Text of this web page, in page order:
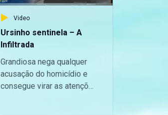
Video
Ursinho sentinela – A
Infiltrada
Grandiosa nega qualquer
acusação do homicídio e
consegue virar as atenções